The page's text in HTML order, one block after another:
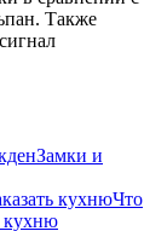
Также
Замки и
Что
кухню